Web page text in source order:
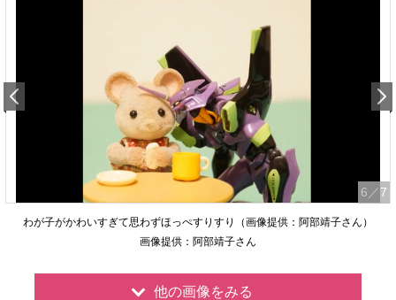
6 ／7
わが子がかわいすぎて思わずほっぺすりすり（画像提供：阿部靖子さん）
画像提供：阿部靖子さん
他の画像をみる